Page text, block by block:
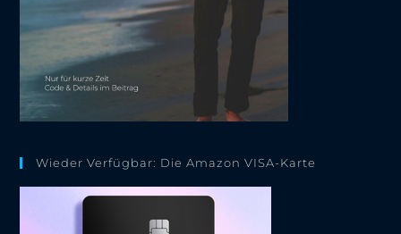
Wieder Verfügbar: Die Amazon VISA-Karte